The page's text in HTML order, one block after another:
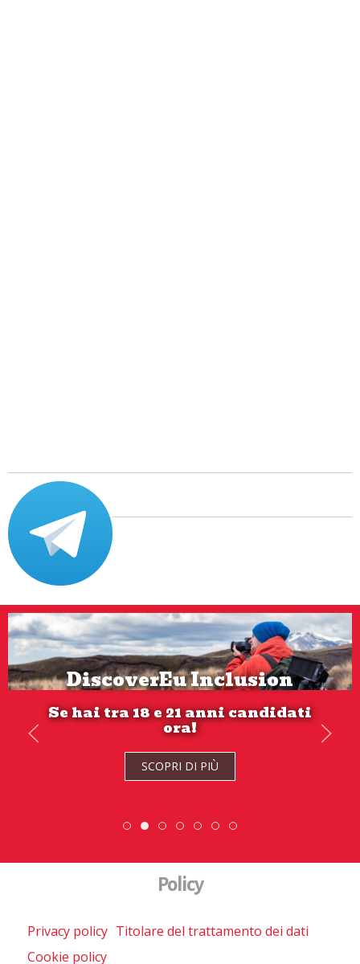
DiscoverEu Inclusion
Se hai tra 18 e 21 anni candidati
ora!
SCOPRI DI PIÙ
SCOPRI DI PIÙ
Scambio Giovanile » 19 - 28 maggio
DiscoverEu Inclusion
Scopri dove sono i nostri
ESC » Volontariato
Policy
Privacy policy Titolare del trattamento dei dati
Cookie policy